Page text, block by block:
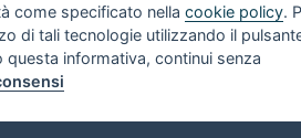
come specificato nellacookie policy.
di tali tecnologie utilizzando il
questa informativa, continui senza